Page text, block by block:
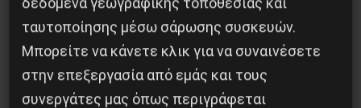
Η Μπουρκίνα Φάσο του Τραορέ αντι-
ιμπεριαλιστική σχισμή της ιστορίας
ταυτοποίησης μέσω σάρωσης συσκευών.
Μπορείτε να κάνετε κλικ για να συναινέσετε
στην επεξεργασία από εμάς και τους
συνεργάτες μας όπως περιγράφεται